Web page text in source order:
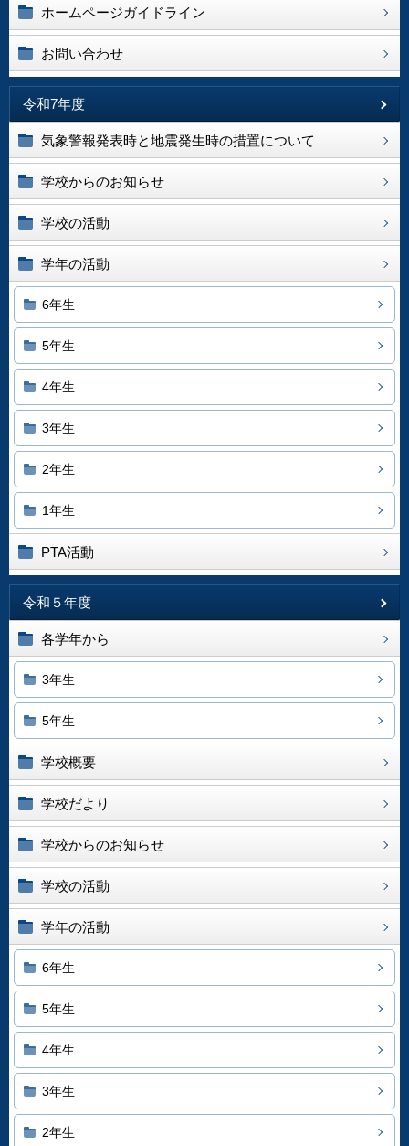
ホームページガイドライン
お問い合わせ
令和7年度
気象警報発表時と地震発生時の措置について
学校からのお知らせ
学校の活動
学年の活動
6年生
5年生
4年生
3年生
2年生
1年生
PTA活動
令和５年度
各学年から
3年生
5年生
学校概要
学校だより
学校からのお知らせ
学校の活動
学年の活動
6年生
5年生
4年生
3年生
2年生